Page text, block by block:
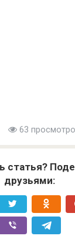
63
статья?
друзьями: